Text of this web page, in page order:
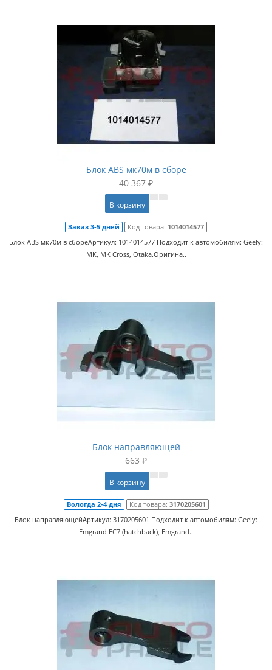
Блок ABS мк70м в сборе
40 367 ₽
В корзину
Заказ 3-5 дней Код товара: 1014014577
Блок ABS мк70м в сбореАртикул: 1014014577 Подходит к автомобилям: Geely:
MK, MK Cross, Otaka.Оригина..
Блок направляющей
663 ₽
В корзину
Вологда 2-4 дня Код товара: 3170205601
Блок направляющейАртикул: 3170205601 Подходит к автомобилям: Geely:
Emgrand EC7 (hatchback), Emgrand..